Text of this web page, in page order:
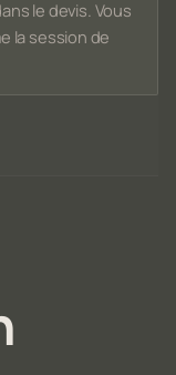
le devis. Vous
la session de